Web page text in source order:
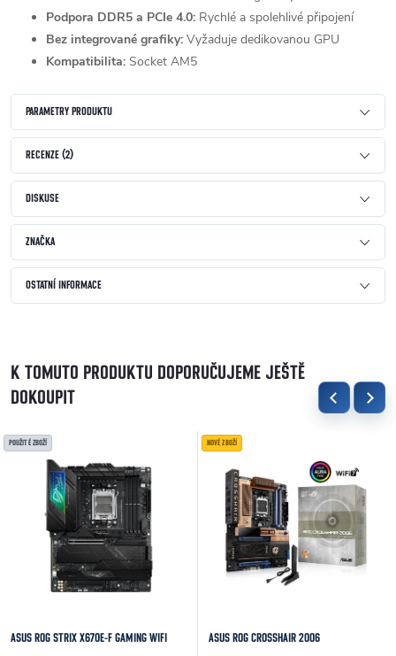
Podpora DDR5 a PCIe 4.0: Rychlé a spolehlivé připojení
Bez integrované grafiky: Vyžaduje dedikovanou GPU
Kompatibilita: Socket AM5
PARAMETRY PRODUKTU
RECENZE (2)
DISKUSE
ZNAČKA
OSTATNÍ INFORMACE
K TOMUTO PRODUKTU DOPORUČUJEME JEŠTĚ
DOKOUPIT
POUŽITÉ ZBOŽÍ
ASUS ROG STRIX X670E-F GAMING WIFI
NOVÉ ZBOŽÍ
ASUS ROG CROSSHAIR 2006